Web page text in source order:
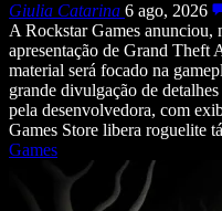
Giulia Catarina 6 ago, 2026
A Rockstar Games anunciou,
apresentação de Grand
material será focado na
grande divulgação de
pela desenvolvedora, com
Games Store libera roguelite
Games